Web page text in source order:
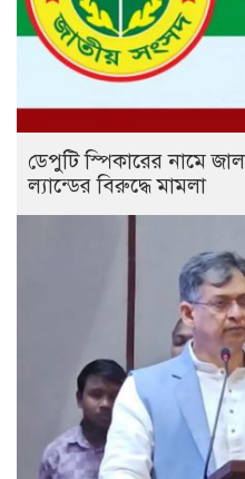
ডেপুটি স্পিকারের নামে
ল্যান্ডের বিরুদ্ধে মামলা